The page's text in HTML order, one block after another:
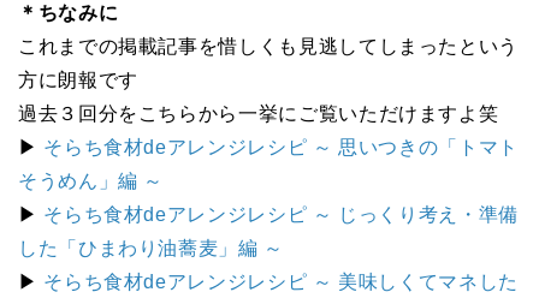
＊ちなみに
これまでの掲載記事を惜しくも見逃してしまったという
方に朗報です
過去３回分をこちらから一挙にご覧いただけますよ笑
▶ そらち食材deアレンジレシピ ～ 思いつきの「トマト
そうめん」編 ～
▶ そらち食材deアレンジレシピ ～ じっくり考え・準備
した「ひまわり油蕎麦」編 ～
▶ そらち食材deアレンジレシピ ～ 美味しくてマネした